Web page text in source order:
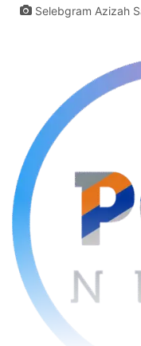
Selebgram Azizah